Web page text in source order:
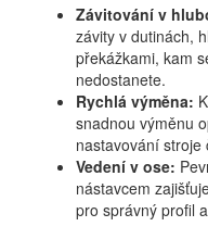
Závitování v
závity v dutinách,
překážkami, kam
nedostanete.
Rychlá výměna:
snadnou výměnu
nastavování stroje
Vedení v ose:
nástavcem
pro správný profil